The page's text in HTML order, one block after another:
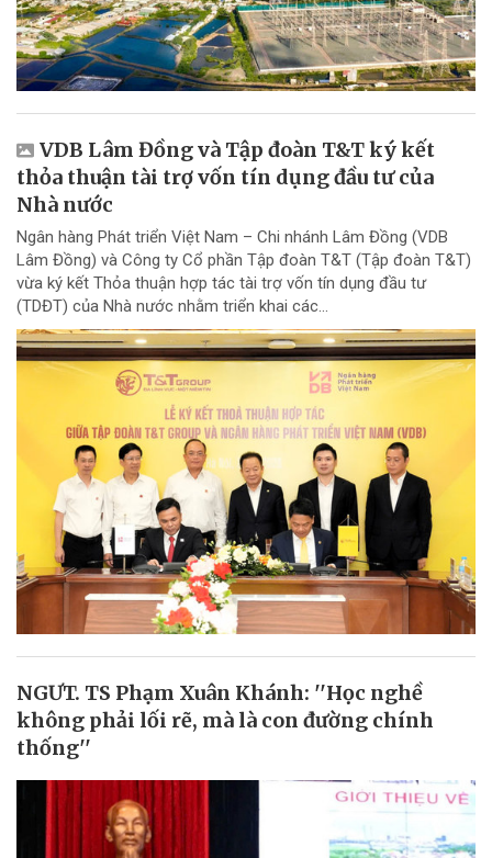
VDB Lâm Đồng và Tập đoàn T&T ký kết
thỏa thuận tài trợ vốn tín dụng đầu tư của
Nhà nước
Ngân hàng Phát triển Việt Nam – Chi nhánh Lâm Đồng (VDB
Lâm Đồng) và Công ty Cổ phần Tập đoàn T&T (Tập đoàn T&T)
vừa ký kết Thỏa thuận hợp tác tài trợ vốn tín dụng đầu tư
(TDĐT) của Nhà nước nhằm triển khai các...
NGƯT. TS Phạm Xuân Khánh: ''Học nghề
không phải lối rẽ, mà là con đường chính
thống''